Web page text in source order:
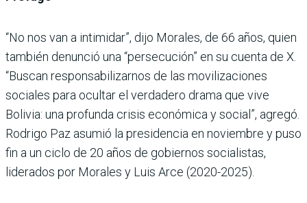
“No nos van a intimidar”, dijo Morales, de 66 años, quien
también denunció una “persecución” en su cuenta de X.
“Buscan responsabilizarnos de las movilizaciones
sociales para ocultar el verdadero drama que vive
Bolivia: una profunda crisis económica y social”, agregó.
Rodrigo Paz asumió la presidencia en noviembre y puso
fin a un ciclo de 20 años de gobiernos socialistas,
liderados por Morales y Luis Arce (2020-2025).